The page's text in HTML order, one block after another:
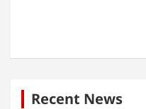
Recent News